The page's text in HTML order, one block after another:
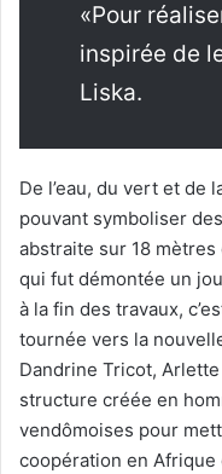
«Pour
inspirée de
Liska.
De l’eau, du vert et de
pouvant symboliser
abstraite sur 18
qui fut démontée un
à la fin des travaux,
tournée vers la
Dandrine Tricot,
structure créée en
vendômoises pour
coopération en